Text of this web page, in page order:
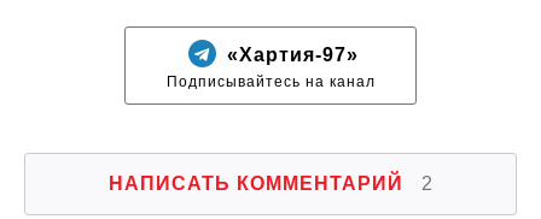
«Хартия-97»
Подписывайтесь на канал
НАПИСАТЬ КОММЕНТАРИЙ 2